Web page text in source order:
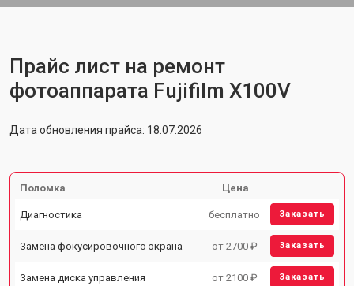
Прайс лист на ремонт
фотоаппарата Fujifilm X100V
Дата обновления прайса: 18.07.2026
Поломка Цена
Диагностика бесплатно Заказать
Замена фокусировочного экрана от 2700 ₽ Заказать
Замена диска управления от 2100 ₽ Заказать